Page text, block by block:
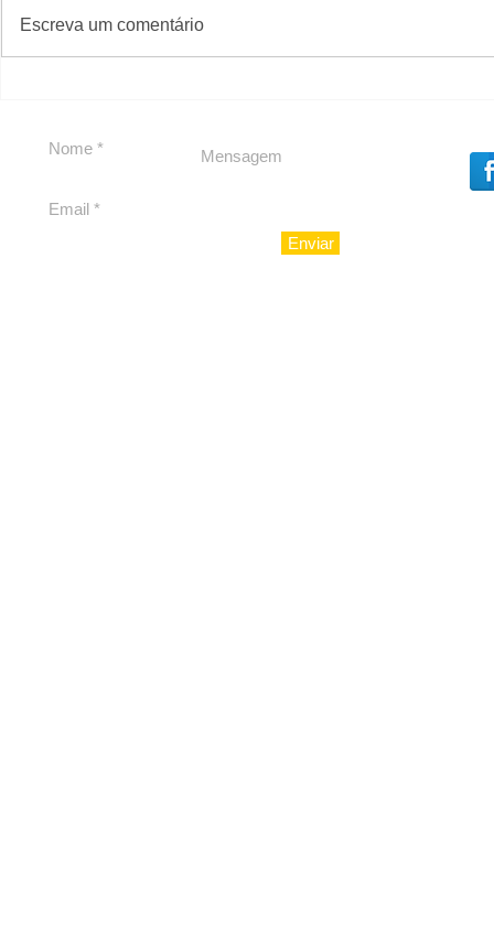
reforçam apoio a
Cláudio Mitidieri
Escreva um comentário
#Sugestões
Enviar